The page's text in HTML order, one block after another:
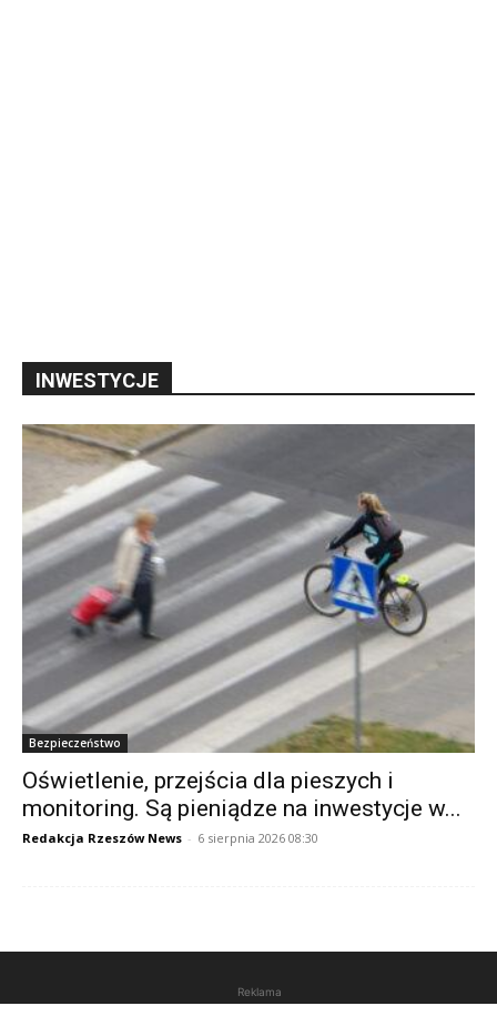
INWESTYCJE
Bezpieczeństwo
Oświetlenie, przejścia dla pieszych i
monitoring. Są pieniądze na inwestycje w...
Redakcja Rzeszów News - 6 sierpnia 2026 08:30
Reklama